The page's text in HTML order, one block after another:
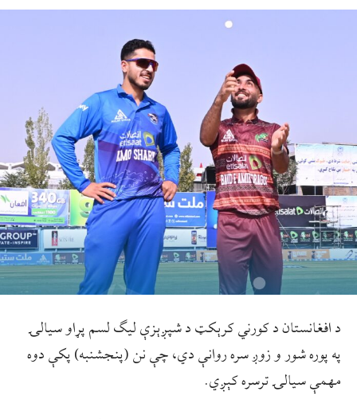
د افغانستان د کورني کرېکټ د شپږېزې لیګ لسم پړاو سیالۍ
په پوره شور و زوږ سره روانې دي، چې نن (پنجشنبه) پکې دوه
مهمې سیالۍ ترسره کېږي.